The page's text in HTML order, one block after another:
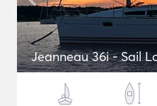
Jeanneau 36i - Sail